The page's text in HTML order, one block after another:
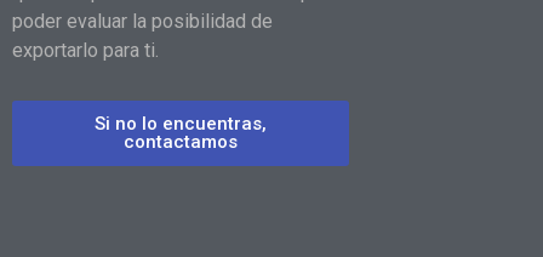
poder evaluar la posibilidad de
exportarlo para ti.
Si no lo encuentras,
contactamos